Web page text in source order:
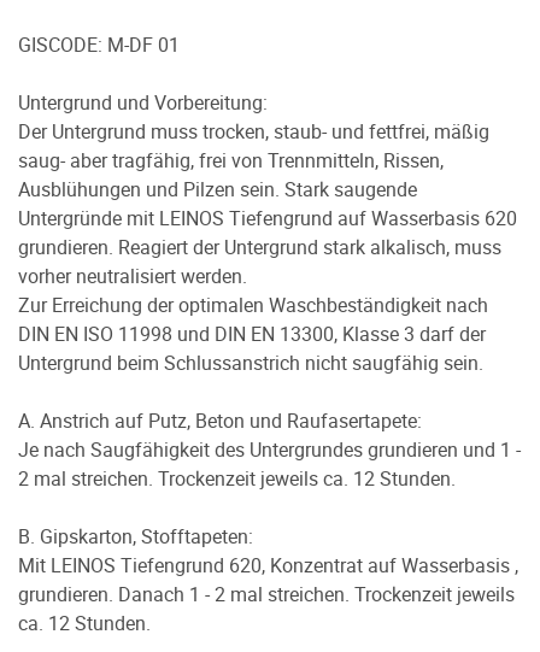
GISCODE: M-DF 01
Untergrund und Vorbereitung:
Der Untergrund muss trocken, staub- und fettfrei, mäßig
saug- aber tragfähig, frei von Trennmitteln, Rissen,
Ausblühungen und Pilzen sein. Stark saugende
Untergründe mit LEINOS Tiefengrund auf Wasserbasis 620
grundieren. Reagiert der Untergrund stark alkalisch, muss
vorher neutralisiert werden.
Zur Erreichung der optimalen Waschbeständigkeit nach
DIN EN ISO 11998 und DIN EN 13300, Klasse 3 darf der
Untergrund beim Schlussanstrich nicht saugfähig sein.
A. Anstrich auf Putz, Beton und Raufasertapete:
Je nach Saugfähigkeit des Untergrundes grundieren und 1 -
2 mal streichen. Trockenzeit jeweils ca. 12 Stunden.
B. Gipskarton, Stofftapeten:
Mit LEINOS Tiefengrund 620, Konzentrat auf Wasserbasis ,
grundieren. Danach 1 - 2 mal streichen. Trockenzeit jeweils
ca. 12 Stunden.